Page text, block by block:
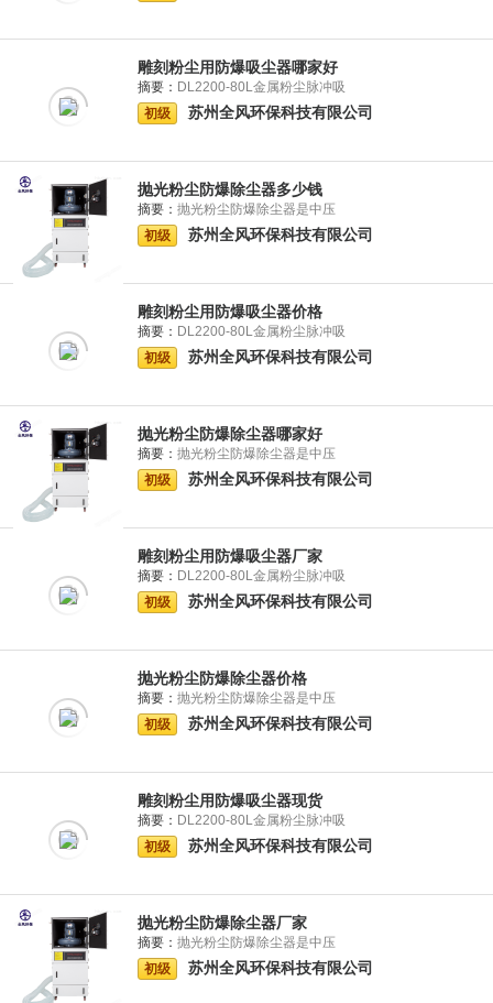
雕刻粉尘用防爆吸尘器哪家好
摘要： DL2200-80L金属粉尘脉冲吸
初级
苏州全风环保科技有限公司
抛光粉尘防爆除尘器多少钱
摘要： 抛光粉尘防爆除尘器是中压
初级
苏州全风环保科技有限公司
雕刻粉尘用防爆吸尘器价格
摘要： DL2200-80L金属粉尘脉冲吸
初级
苏州全风环保科技有限公司
抛光粉尘防爆除尘器哪家好
摘要： 抛光粉尘防爆除尘器是中压
初级
苏州全风环保科技有限公司
雕刻粉尘用防爆吸尘器厂家
摘要： DL2200-80L金属粉尘脉冲吸
初级
苏州全风环保科技有限公司
抛光粉尘防爆除尘器价格
摘要： 抛光粉尘防爆除尘器是中压
初级
苏州全风环保科技有限公司
雕刻粉尘用防爆吸尘器现货
摘要： DL2200-80L金属粉尘脉冲吸
初级
苏州全风环保科技有限公司
抛光粉尘防爆除尘器厂家
摘要： 抛光粉尘防爆除尘器是中压
初级
苏州全风环保科技有限公司